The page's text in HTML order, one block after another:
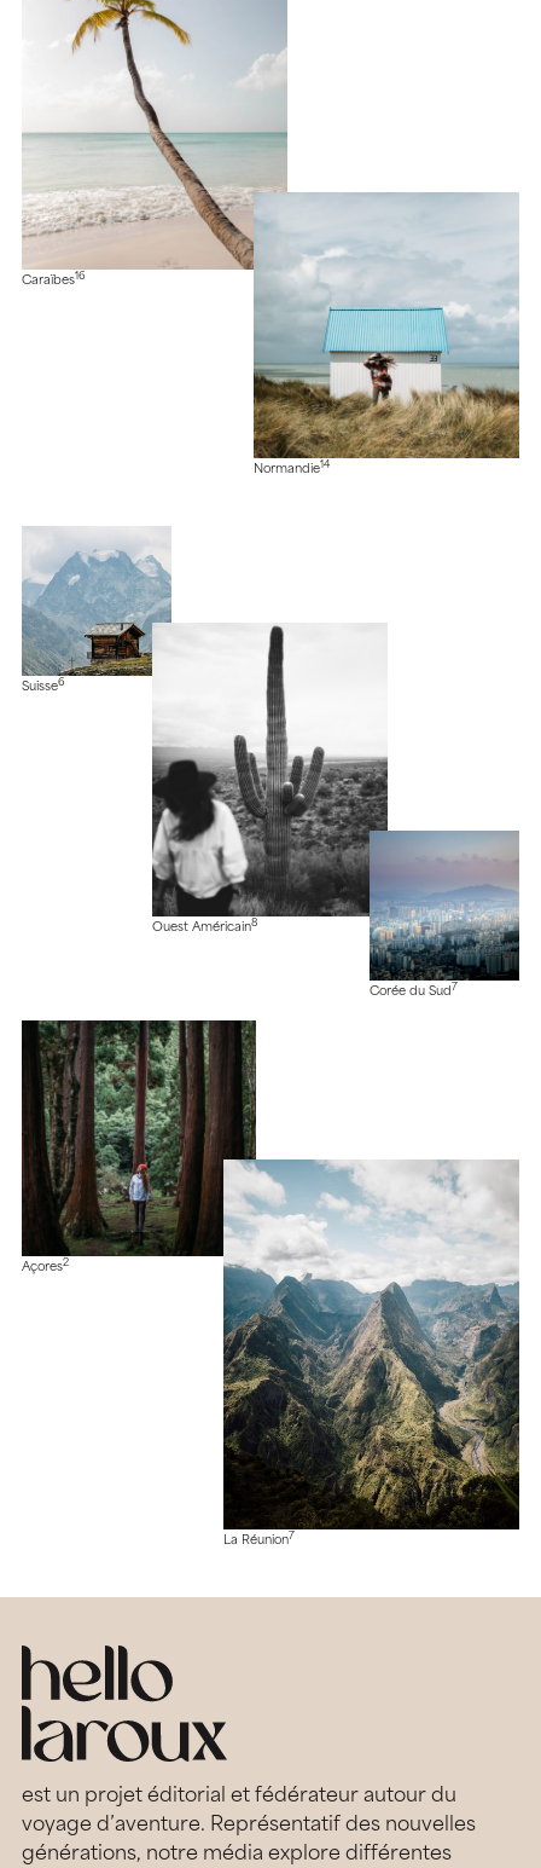
Caraïbes16
Normandie14
Suisse6
Ouest Américain8
Corée du Sud 7
Açores2
La Réunion7
est un projet éditorial et fédérateur autour du
voyage d’aventure. Représentatif des nouvelles
générations, notre média explore différentes